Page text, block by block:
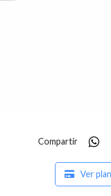
Compartir
Ver